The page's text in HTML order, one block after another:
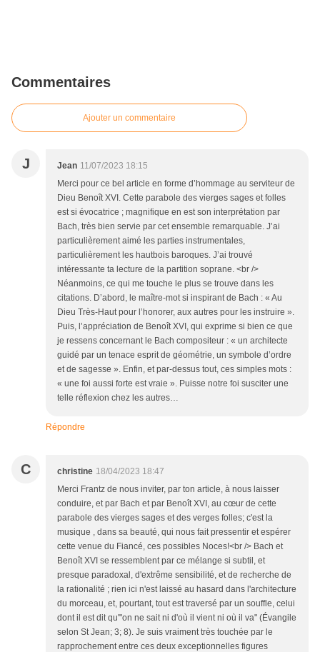
Commentaires
Ajouter un commentaire
J Jean 11/07/2023 18:15
Merci pour ce bel article en forme d’hommage au serviteur de
Dieu Benoît XVI. Cette parabole des vierges sages et folles
est si évocatrice ; magnifique en est son interprétation par
Bach, très bien servie par cet ensemble remarquable. J’ai
particulièrement aimé les parties instrumentales,
particulièrement les hautbois baroques. J’ai trouvé
intéressante ta lecture de la partition soprane. <br />
Néanmoins, ce qui me touche le plus se trouve dans les
citations. D’abord, le maître-mot si inspirant de Bach : « Au
Dieu Très-Haut pour l’honorer, aux autres pour les instruire ».
Puis, l’appréciation de Benoît XVI, qui exprime si bien ce que
je ressens concernant le Bach compositeur : « un architecte
guidé par un tenace esprit de géométrie, un symbole d’ordre
et de sagesse ». Enfin, et par-dessus tout, ces simples mots :
« une foi aussi forte est vraie ». Puisse notre foi susciter une
telle réflexion chez les autres…
Répondre
C christine 18/04/2023 18:47
Merci Frantz de nous inviter, par ton article, à nous laisser
conduire, et par Bach et par Benoît XVI, au cœur de cette
parabole des vierges sages et des verges folles; c'est la
musique , dans sa beauté, qui nous fait pressentir et espérer
cette venue du Fiancé, ces possibles Noces!<br /> Bach et
Benoît XVI se ressemblent par ce mélange si subtil, et
presque paradoxal, d'extrême sensibilité, et de recherche de
la rationalité ; rien ici n'est laissé au hasard dans l'architecture
du morceau, et, pourtant, tout est traversé par un souffle, celui
dont il est dit qu'"on ne sait ni d'où il vient ni où il va" (Évangile
selon St Jean; 3; 8). Je suis vraiment très touchée par le
rapprochement entre ces deux exceptionnelles figures